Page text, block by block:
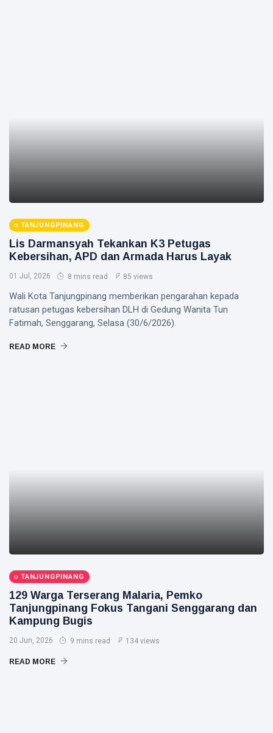
TANJUNGPINANG
Lis Darmansyah Tekankan K3 Petugas
Kebersihan, APD dan Armada Harus Layak
01 Jul, 2026 8 mins read 85 views
Wali Kota Tanjungpinang memberikan pengarahan kepada
ratusan petugas kebersihan DLH di Gedung Wanita Tun
Fatimah, Senggarang, Selasa (30/6/2026).
READ MORE
TANJUNGPINANG
129 Warga Terserang Malaria, Pemko
Tanjungpinang Fokus Tangani Senggarang dan
Kampung Bugis
20 Jun, 2026 9 mins read 134 views
READ MORE